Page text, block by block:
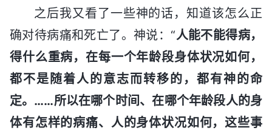
之后我又看了一些神的话，知道该怎么正
确对待病痛和死亡了。神说：“人能不能得病，
得什么重病，在每一个年龄段身体状况如何，
都不是随着人的意志而转移的，都有神的命
定。……所以在哪个时间、在哪个年龄段人的身
体有怎样的病痛、人的身体状况如何，这些事